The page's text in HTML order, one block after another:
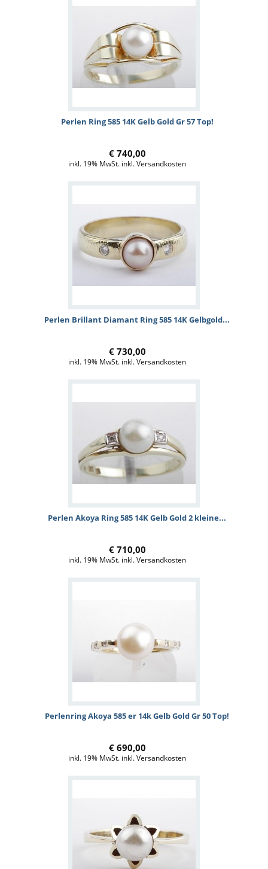
Perlen Ring 585 14K Gelb Gold Gr 57 Top!
€ 740,00
inkl. 19% MwSt. inkl. Versandkosten
Perlen Brillant Diamant Ring 585 14K Gelbgold...
€ 730,00
inkl. 19% MwSt. inkl. Versandkosten
Perlen Akoya Ring 585 14K Gelb Gold 2 kleine...
€ 710,00
inkl. 19% MwSt. inkl. Versandkosten
Perlenring Akoya 585 er 14k Gelb Gold Gr 50 Top!
€ 690,00
inkl. 19% MwSt. inkl. Versandkosten